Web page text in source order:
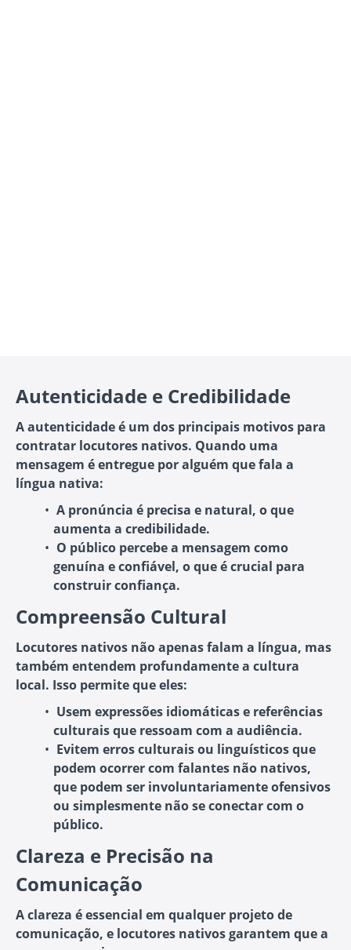
Autenticidade e Credibilidade
A autenticidade é um dos principais motivos para
contratar locutores nativos. Quando uma
mensagem é entregue por alguém que fala a
língua nativa:
A pronúncia é precisa e natural, o que
aumenta a credibilidade.
O público percebe a mensagem como
genuína e confiável, o que é crucial para
construir confiança.
Compreensão Cultural
Locutores nativos não apenas falam a língua, mas
também entendem profundamente a cultura
local. Isso permite que eles:
Usem expressões idiomáticas e referências
culturaisque ressoam com a audiência.
Evitem erros culturais ou linguísticosque
podem ocorrer com falantes não nativos,
que podem ser involuntariamente ofensivos
ou simplesmente não se conectar com o
público.
Clareza e Precisão na
Comunicação
A clareza é essencial em qualquer projeto de
comunicação, e locutores nativos garantem que a